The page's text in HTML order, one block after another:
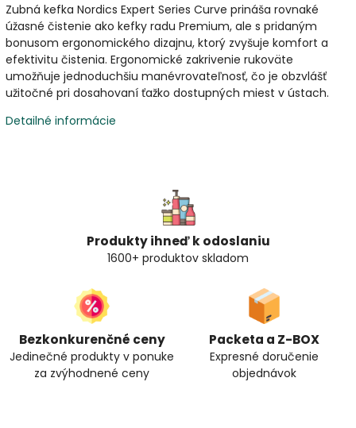
Zubná kefka Nordics Expert Series Curve prináša rovnaké
úžasné čistenie ako kefky radu Premium, ale s pridaným
bonusom ergonomického dizajnu, ktorý zvyšuje komfort a
efektivitu čistenia. Ergonomické zakrivenie rukoväte
umožňuje jednoduchšiu manévrovateľnosť, čo je obzvlášť
užitočné pri dosahovaní ťažko dostupných miest v ústach.
Detailné informácie
Produkty ihneď k odoslaniu
1600+ produktov skladom
Bezkonkurenčné ceny
Jedinečné produkty v ponuke
za zvýhodnené ceny
Packeta a Z-BOX
Expresné doručenie
objednávok